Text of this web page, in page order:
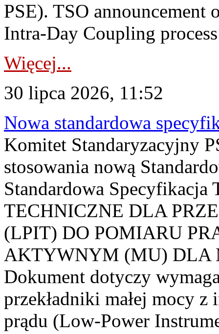
PSE). TSO announcement
Intra-Day Coupling
Więcej...
30 lipca 2026, 11:52
Nowa standardowa
Komitet Standaryzacyjny
stosowania nową
Standardowa
TECHNICZNE DLA
(LPIT) DO POMIARU
AKTYWNYM (MU) DLA
Dokument dotyczy
przekładniki małej mocy
prądu (Low-Power